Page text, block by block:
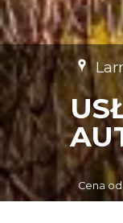
Cena od